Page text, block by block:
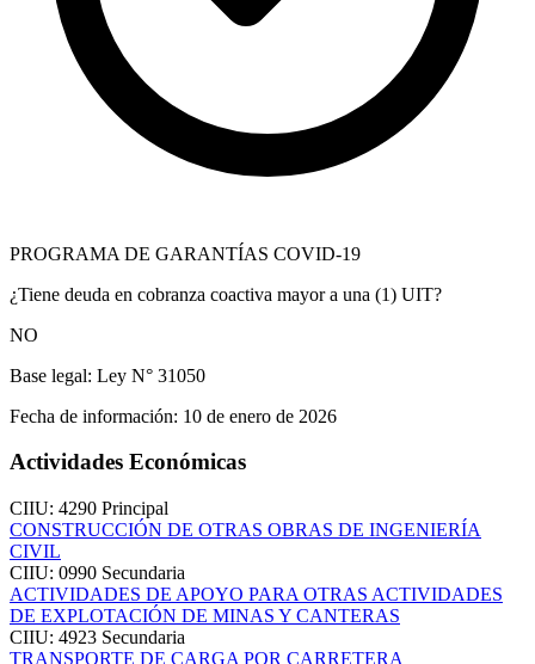
PROGRAMA DE GARANTÍAS COVID-19
¿Tiene deuda en cobranza coactiva mayor a una (1) UIT?
NO
Base legal: Ley N° 31050
Fecha de información: 10 de enero de 2026
Actividades Económicas
CIIU: 4290 Principal
CONSTRUCCIÓN DE OTRAS OBRAS DE INGENIERÍA
CIVIL
CIIU: 0990 Secundaria
ACTIVIDADES DE APOYO PARA OTRAS ACTIVIDADES
DE EXPLOTACIÓN DE MINAS Y CANTERAS
CIIU: 4923 Secundaria
TRANSPORTE DE CARGA POR CARRETERA